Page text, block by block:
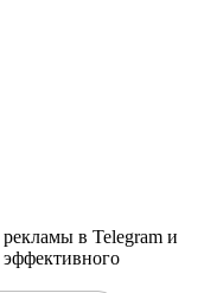
в Telegram и